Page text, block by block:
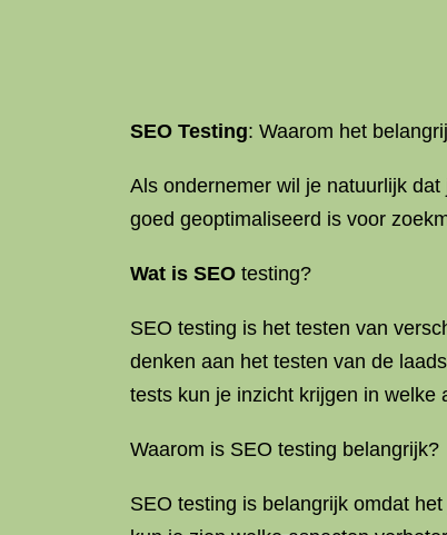
SEO Testing: Waarom het
Als ondernemer wil je natuurlijk
goed geoptimaliseerd is voor
Wat is SEO testing?
SEO testing is het testen van
denken aan het testen van de
tests kun je inzicht krijgen in welke
Waarom is SEO testing belangrijk?
SEO testing is belangrijk omdat